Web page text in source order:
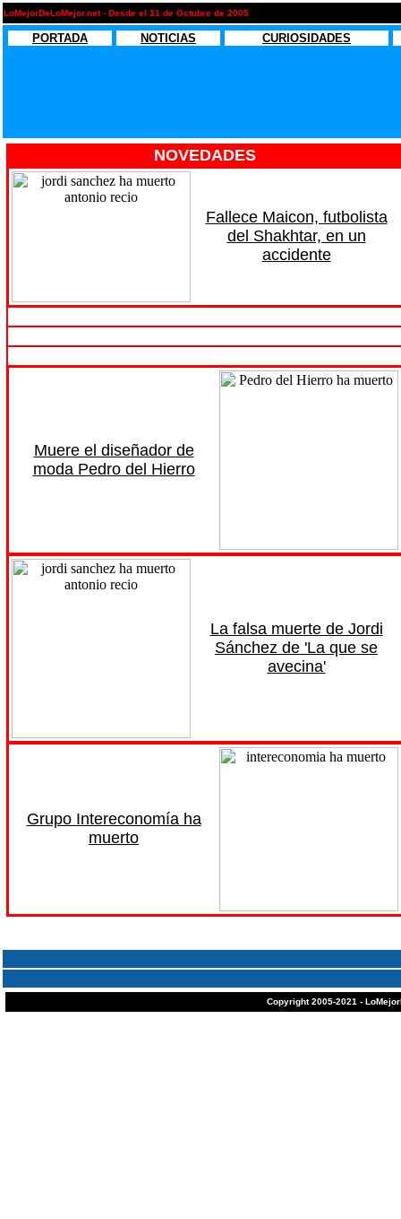
LoMejorDeLoMejor.net - Desde el 31 de Octubre de 2005
PORTADA NOTICIAS CURIOSIDADES
NOVEDADES
Fallece Maicon, futbolista
del Shakhtar, en un
accidente
Muere el diseñador de
moda Pedro del Hierro
La falsa muerte de Jordi
Sánchez de 'La que se
avecina'
Grupo Intereconomía ha
muerto
Copyright 2005-2021 -